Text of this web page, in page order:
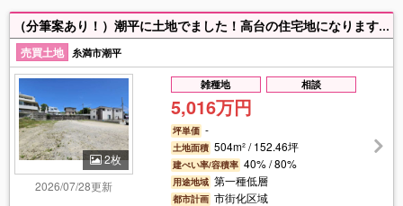
（分筆案あり！）潮平に土地でました！高台の住宅地になります。お気軽にお問い合わせください。（分筆案は条件あり）
売買土地
糸満市潮平
2枚
2026/07/28更新
雑種地 相談
5,016万円
坪単価 -
土地面積 504m² / 152.46坪
建ぺい率/容積率 40% / 80%
用途地域 第一種低層
都市計画 市街化区域